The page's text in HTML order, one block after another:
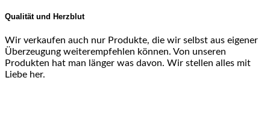
Qualität und Herzblut
Wir verkaufen auch nur Produkte, die wir selbst aus eigener
Überzeugung weiterempfehlen können. Von unseren
Produkten hat man länger was davon. Wir stellen alles mit
Liebe her.